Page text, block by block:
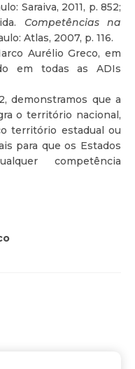
Saraiva, 2011, p. 852;
Competências na
Atlas, 2007, p. 116.
Aurélio Greco, em
em todas as ADIs
demonstramos que a
o território nacional,
território estadual ou
para que os Estados
competência